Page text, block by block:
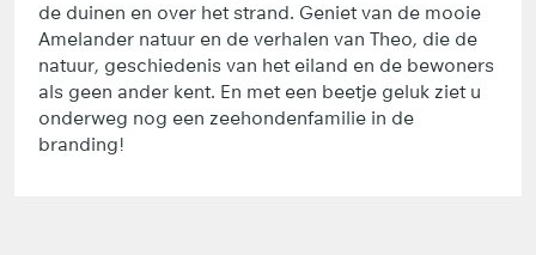
de duinen en over het strand. Geniet van de mooie
Amelander natuur en de verhalen van Theo, die de
natuur, geschiedenis van het eiland en de bewoners
als geen ander kent. En met een beetje geluk ziet u
onderweg nog een zeehondenfamilie in de
branding!